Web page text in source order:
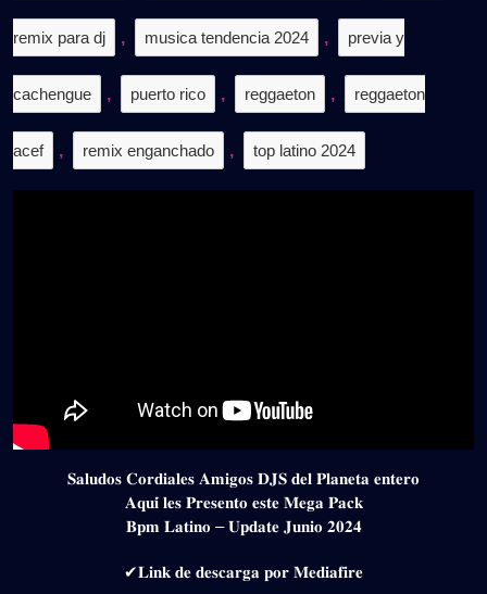
remix para dj , musica tendencia 2024 , previa y
cachengue , puerto rico , reggaeton , reggaeton
acef , remix enganchado , top latino 2024
𝐒𝐚𝐥𝐮𝐝𝐨𝐬 𝐂𝐨𝐫𝐝𝐢𝐚𝐥𝐞𝐬 𝐀𝐦𝐢𝐠𝐨𝐬 𝐃𝐉𝐒 𝐝𝐞𝐥 𝐏𝐥𝐚𝐧𝐞𝐭𝐚 𝐞𝐧𝐭𝐞𝐫𝐨
𝐀𝐪𝐮𝐢́ 𝐥𝐞𝐬 𝐏𝐫𝐞𝐬𝐞𝐧𝐭𝐨 𝐞𝐬𝐭𝐞 𝐌𝐞𝐠𝐚 𝐏𝐚𝐜𝐤
𝐁𝐩𝐦 𝐋𝐚𝐭𝐢𝐧𝐨 – 𝐔𝐩𝐝𝐚𝐭𝐞 𝐉𝐮𝐧𝐢𝐨 𝟐𝟎𝟐𝟒
✔𝐋𝐢𝐧𝐤 𝐝𝐞 𝐝𝐞𝐬𝐜𝐚𝐫𝐠𝐚 𝐩𝐨𝐫 𝐌𝐞𝐝𝐢𝐚𝐟𝐢𝐫𝐞